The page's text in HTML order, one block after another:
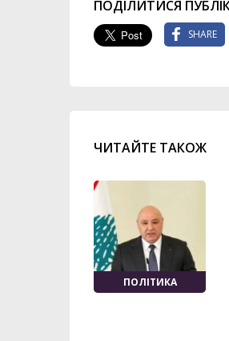
ПОДІЛИТИСЯ
SHARE
ЧИТАЙТЕ ТАКОЖ
ПОЛІТИКА